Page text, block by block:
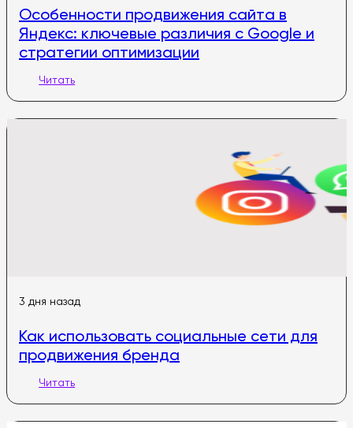
Особенности продвижения сайта в
Яндекс: ключевые различия с Google и
стратегии оптимизации
Читать
3 дня назад
Как использовать социальные сети для
продвижения бренда
Читать